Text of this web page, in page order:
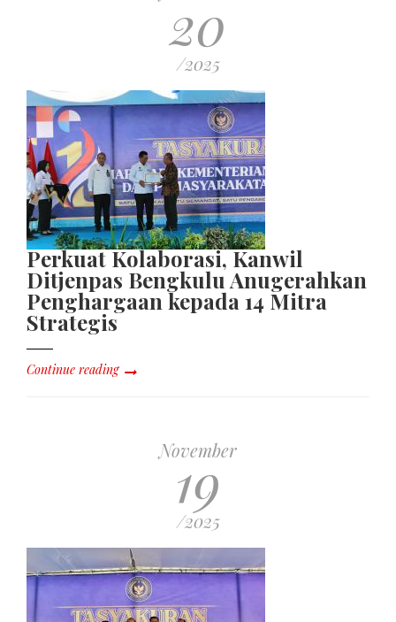
20
/2025
Perkuat Kolaborasi, Kanwil
Ditjenpas Bengkulu Anugerahkan
Penghargaan kepada 14 Mitra
Strategis
Continue reading
November
19
/2025